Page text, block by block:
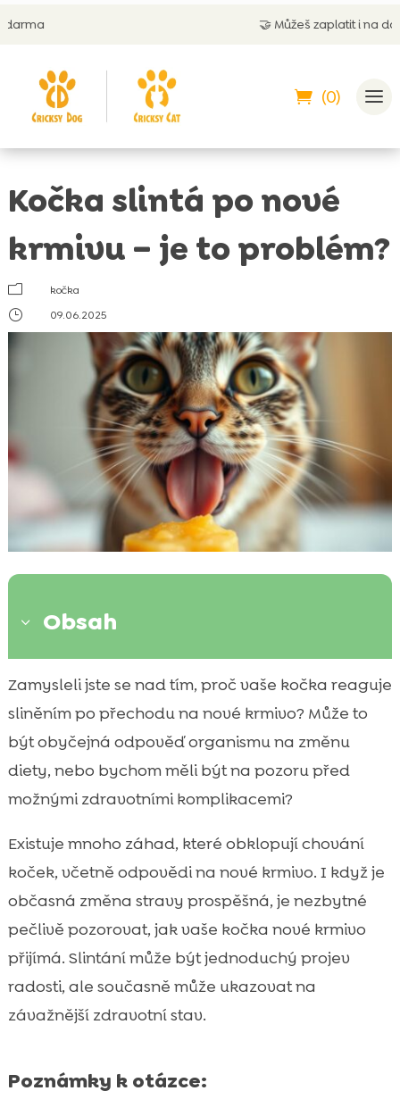
Můžeš zaplatit i na dobírku
(0)
Kočka slintá po nové
krmivu – je to problém?
m
kočka
}
09.06.2025
3 Obsah
 Proč moje kočka slintá po nové potravy?
 Kdy je slinění po krmivu normální?
 Známky, že je třeba navštívit veterináře
 Různé příčiny slinění u koček
 Jak můžeme řešit slinění po krmení?
 Speciální potřeby pro alergické kočky
 CricksyCat krmivo: Osvědčená volba pro
vaši kočku
 Výhody Jasper suchého krmiva
 Wet Bill: Hypoalergenní mokré krmivo
 Tipy na výběr správného krmiva pro kočky
 Purrfect Life stelivo: Proč je to nejlepší
prohlídek
Zamysleli jste se nad tím, proč vaše kočka reaguje
sliněním po přechodu na nové krmivo? Může to
být obyčejná odpověď organismu na změnu
diety, nebo bychom měli být na pozoru před
možnými zdravotními komplikacemi?
Existuje mnoho záhad, které obklopují chování
koček, včetně odpovědi na nové krmivo. I když je
občasná změna stravy prospěšná, je nezbytné
pečlivě pozorovat, jak vaše kočka nové krmivo
přijímá. Slintání může být jednoduchý projev
radosti, ale současně může ukazovat na
závažnější zdravotní stav.
Poznámky k otázce: